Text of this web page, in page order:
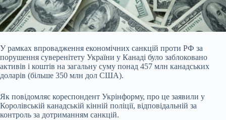
У рамках впровадження економічних санкцій проти РФ за
порушення суверенітету України у Канаді було заблоковано
активів і коштів на загальну суму понад 457 млн канадських
доларів (більше 350 млн дол США).
Як повідомляє кореспондент Укрінформу, про це заявили у
Королівській канадській кінній поліції, відповідальній за
контроль за дотриманням санкцій.